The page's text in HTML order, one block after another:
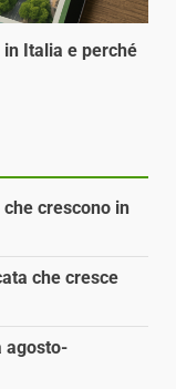
Italia e perché
crescono in
che cresce
agosto-